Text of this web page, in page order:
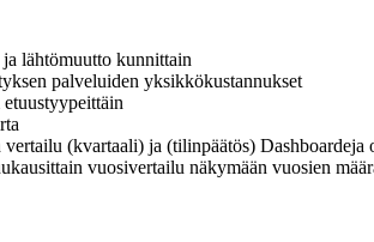
lähtömuutto kunnittain
palveluiden yksikkökustannukset
(kvartaali) ja (tilinpäätös) Dashboardeja
vuosivertailu näkymään vuosien